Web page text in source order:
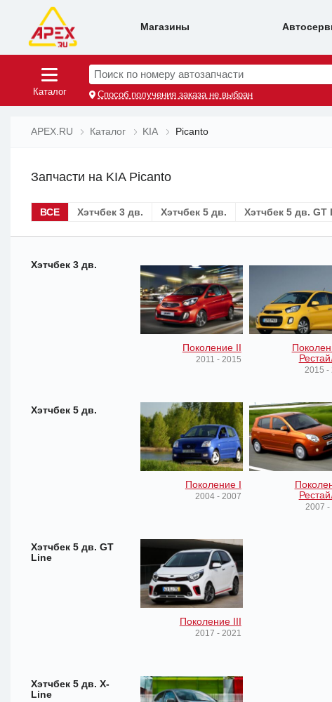
Магазины
Каталог
Поиск по номеру автозапчасти
Способ получения заказа не выбран
APEX.RU Каталог KIA Picanto
Запчасти на KIA Picanto
ВСЕ Хэтчбек 3 дв. Хэтчбек 5 дв. Хэтчбек 5 дв. GT
Хэтчбек 3 дв.
Поколение II
2011 - 2015
2015 -
Хэтчбек 5 дв.
Поколение I
2004 - 2007
2007 -
Хэтчбек 5 дв. GT
Line
Поколение III
2017 - 2021
Хэтчбек 5 дв. X-
Line